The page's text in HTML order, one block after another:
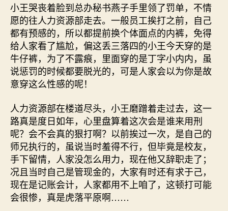
小王哭丧着脸到总办秘书燕子手里领了罚单，不情
愿的往人力资源部走去。一般员工挨打之前，自己
都有预感的，所以都提前换个体面点的内裤，免得
给人家看了尴尬，偏这丢三落四的小王今天穿的是
牛仔裤，为了不露痕，里面穿的是丁字小内内，虽
说惩罚的时候都要脱光的，可是人家会以为你是故
意穿这么性感的呢！
人力资源部在楼道尽头，小王磨蹭着走过去，这一
路真是度日如年，心里盘算着这次会是谁来用刑
呢？会不会真的狠打啊？以前挨过一次，是自己的
师兄执行的，虽说当时羞得不行，但毕竟是校友，
手下留情，人家没怎么用力，现在他又辞职走了；
况且当时自己是管现金的，大家有时还有求于己，
现在是记账会计，人家都用不上咱了，这顿打可能
会很惨，真是虎落平原啊……